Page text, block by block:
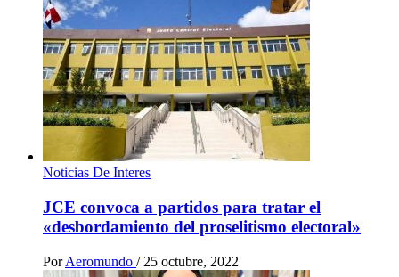
Noticias De Interes
JCE convoca a partidos para tratar el
«desbordamiento del proselitismo electoral»
Por Aeromundo / 25 octubre, 2022